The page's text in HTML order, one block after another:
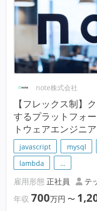
note株式会社
【フレックス制】
するプラットフォ
トウェアエンジニ
javascript mysql
lambda
…
雇用形態 正社員 テ
年収 700万円 〜